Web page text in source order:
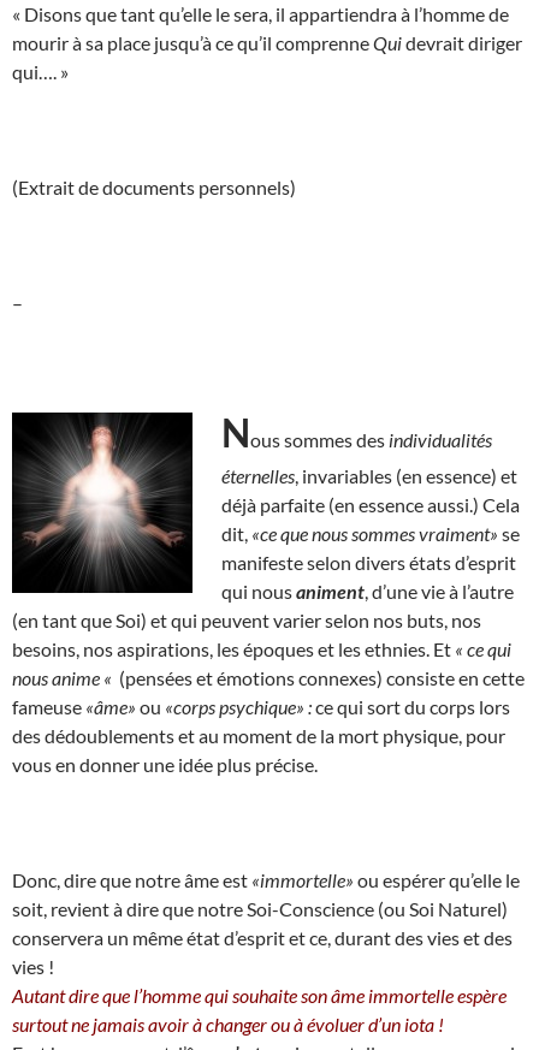
« Disons que tant qu’elle le sera, il appartiendra à l’homme de
mourir à sa place jusqu’à ce qu’il comprenneQuidevrait diriger
qui…. »
(Extrait de documents personnels)
–
Nous sommes des individualités
éternelles , invariables (en essence) et
déjà parfaite (en essence aussi.) Cela
dit, «ce que nous sommes vraiment» se
manifeste selon divers états d’esprit
qui nousaniment , d’une vie à l’autre
(en tant que Soi) et qui peuvent varier selon nos buts, nos
besoins, nos aspirations, les époques et les ethnies. Et « ce qui
nous anime « (pensées et émotions connexes) consiste en cette
fameuse «âme» ou «corps psychique» :ce qui sort du corps lors
des dédoublements et au moment de la mort physique, pour
vous en donner une idée plus précise.
Donc, dire que notre âme est «immortelle» ou espérer qu’elle le
soit, revient à dire que notre Soi-Conscience (ou Soi Naturel)
conservera un même état d’esprit et ce, durant des vies et des
vies !
Autant dire que l’homme qui souhaite son âme immortelle espère
surtout ne jamais avoir à changer ou à évoluer d’un iota !